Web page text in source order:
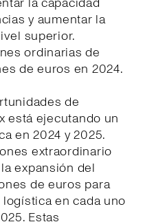
y aumentar la
superior.
ordinarias de
de euros en 2024.
de
está ejecutando un
en 2024 y 2025.
extraordinario
expansión del
de euros para
en cada uno
Estas